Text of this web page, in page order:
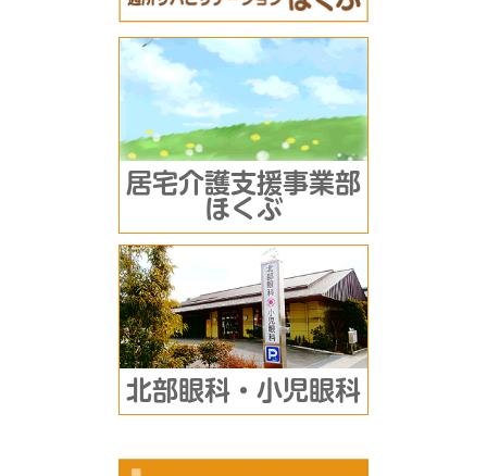
居宅介護支援事業部
ほくぶ
北部眼科・小児眼科